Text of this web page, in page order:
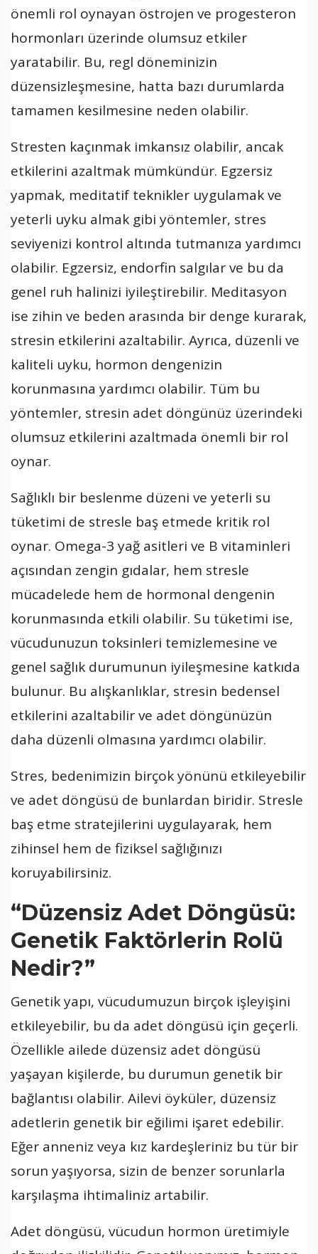
önemli rol oynayan östrojen ve progesteron
hormonları üzerinde olumsuz etkiler
yaratabilir. Bu, regl döneminizin
düzensizleşmesine, hatta bazı durumlarda
tamamen kesilmesine neden olabilir.
Stresten kaçınmak imkansız olabilir, ancak
etkilerini azaltmak mümkündür. Egzersiz
yapmak, meditatif teknikler uygulamak ve
yeterli uyku almak gibi yöntemler, stres
seviyenizi kontrol altında tutmanıza yardımcı
olabilir. Egzersiz, endorfin salgılar ve bu da
genel ruh halinizi iyileştirebilir. Meditasyon
ise zihin ve beden arasında bir denge kurarak,
stresin etkilerini azaltabilir. Ayrıca, düzenli ve
kaliteli uyku, hormon dengenizin
korunmasına yardımcı olabilir. Tüm bu
yöntemler, stresin adet döngünüz üzerindeki
olumsuz etkilerini azaltmada önemli bir rol
oynar.
Sağlıklı bir beslenme düzeni ve yeterli su
tüketimi de stresle baş etmede kritik rol
oynar. Omega-3 yağ asitleri ve B vitaminleri
açısından zengin gıdalar, hem stresle
mücadelede hem de hormonal dengenin
korunmasında etkili olabilir. Su tüketimi ise,
vücudunuzun toksinleri temizlemesine ve
genel sağlık durumunun iyileşmesine katkıda
bulunur. Bu alışkanlıklar, stresin bedensel
etkilerini azaltabilir ve adet döngünüzün
daha düzenli olmasına yardımcı olabilir.
Stres, bedenimizin birçok yönünü etkileyebilir
ve adet döngüsü de bunlardan biridir. Stresle
baş etme stratejilerini uygulayarak, hem
zihinsel hem de fiziksel sağlığınızı
koruyabilirsiniz.
“Düzensiz Adet Döngüsü:
Genetik Faktörlerin Rolü
Nedir?”
Genetik yapı, vücudumuzun birçok işleyişini
etkileyebilir, bu da adet döngüsü için geçerli.
Özellikle ailede düzensiz adet döngüsü
yaşayan kişilerde, bu durumun genetik bir
bağlantısı olabilir. Ailevi öyküler, düzensiz
adetlerin genetik bir eğilimi işaret edebilir.
Eğer anneniz veya kız kardeşleriniz bu tür bir
sorun yaşıyorsa, sizin de benzer sorunlarla
karşılaşma ihtimaliniz artabilir.
Adet döngüsü, vücudun hormon üretimiyle